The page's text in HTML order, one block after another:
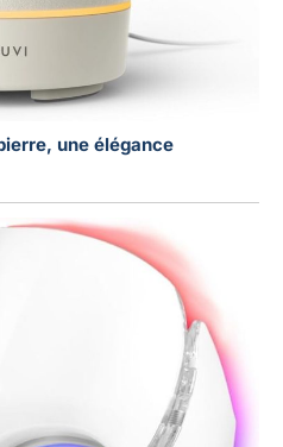
une élégance